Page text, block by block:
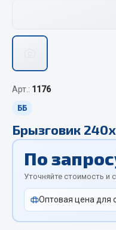
QITONG
Отопители
Автономные
Жидкостные
Отопители салона
Арт.: 1176
ББ
Брызговик
По
Уточняйте стоимость и
Оптовая цена для